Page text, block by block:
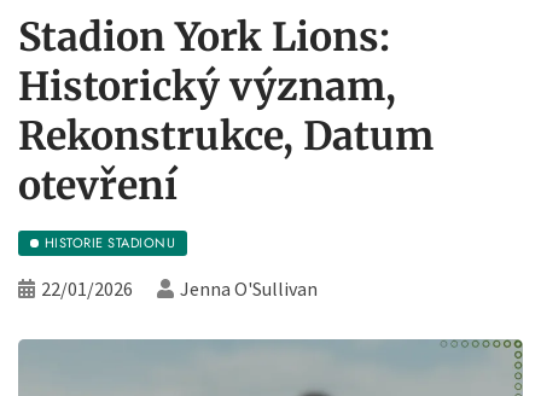
Stadion York Lions:
Historický význam,
Rekonstrukce, Datum
otevření
HISTORIE STADIONU
22/01/2026 Jenna O'Sullivan